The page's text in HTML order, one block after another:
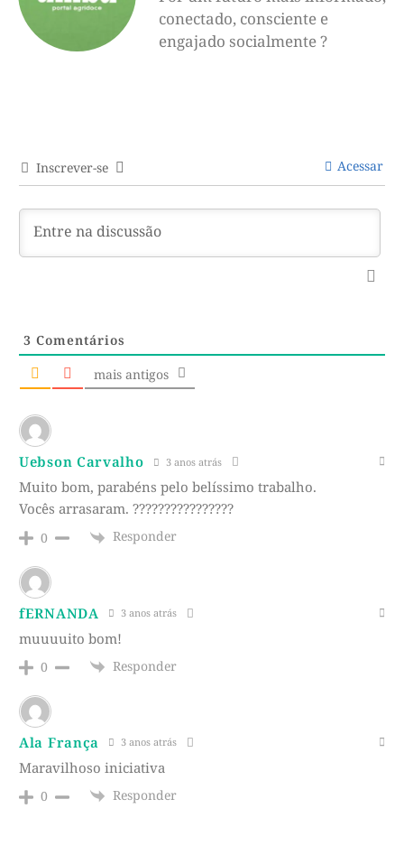
conectado, consciente e
engajado socialmente ?
Inscrever-se Acessar
3 Comentários
mais antigos
Uebson Carvalho 3 anos atrás
Muito bom, parabéns pelo belíssimo trabalho.
Vocês arrasaram. ????????????????
0 Responder
fERNANDA 3 anos atrás
muuuuito bom!
0 Responder
Ala França 3 anos atrás
Maravilhoso iniciativa
0 Responder